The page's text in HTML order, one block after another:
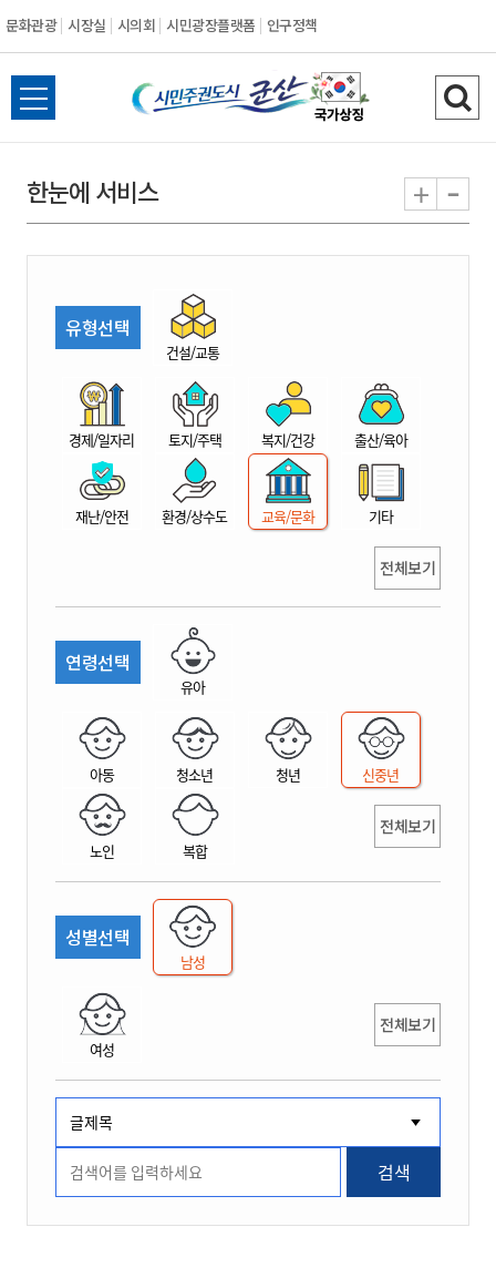
문화관광 시장실 시의회 시민광장플랫폼 인구정책
시
민
권
시
산
전
체
뉴
열
검
색
기
한눈에 서비스 + -
유형선택
건설/교통
경제/일자리 토지/주택 복지/건강 출산/육아
재난/안전 환경/상수도 교육/문화 기타
전체보기
연령선택
유아
아동 청소년 청년 신중년
노인 복합
전체보기
성별선택
남성
여성
전체보기
검색